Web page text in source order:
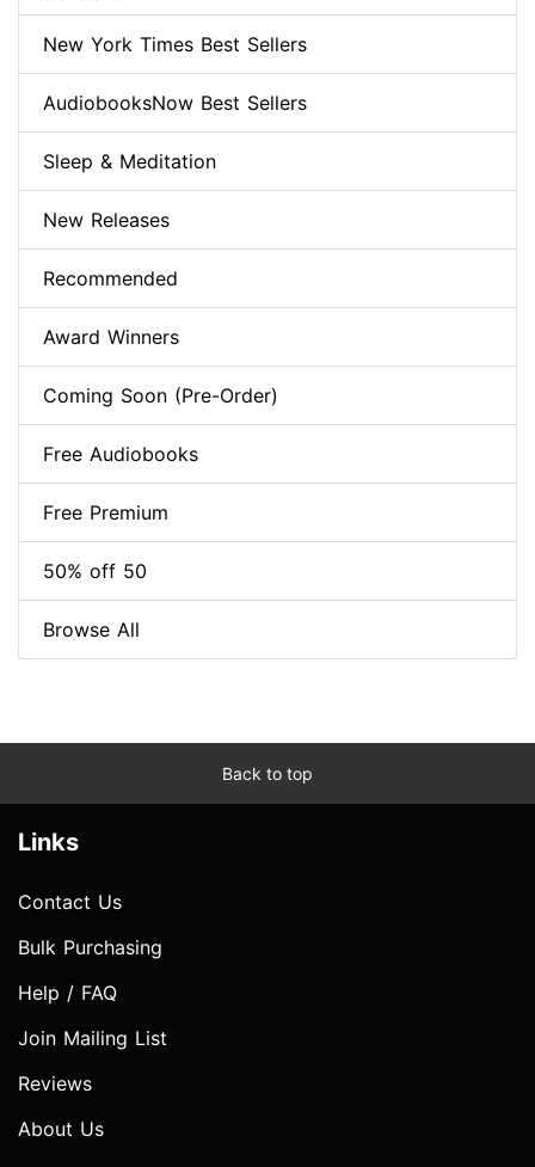
New York Times Best Sellers
AudiobooksNow Best Sellers
Sleep & Meditation
New Releases
Recommended
Award Winners
Coming Soon (Pre-Order)
Free Audiobooks
Free Premium
50% off 50
Browse All
Back to top
Links
Contact Us
Bulk Purchasing
Help / FAQ
Join Mailing List
Reviews
About Us